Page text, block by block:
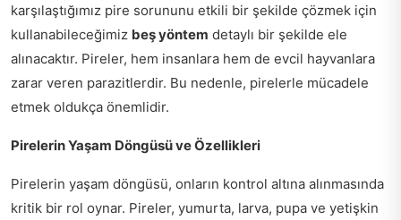
karşılaştığımız pire sorununu etkili bir şekilde çözmek için
kullanabileceğimiz beş yöntem detaylı bir şekilde ele
alınacaktır. Pireler, hem insanlara hem de evcil hayvanlara
zarar veren parazitlerdir. Bu nedenle, pirelerle mücadele
etmek oldukça önemlidir.
Pirelerin Yaşam Döngüsü ve Özellikleri
Pirelerin yaşam döngüsü, onların kontrol altına alınmasında
kritik bir rol oynar. Pireler, yumurta, larva, pupa ve yetişkin